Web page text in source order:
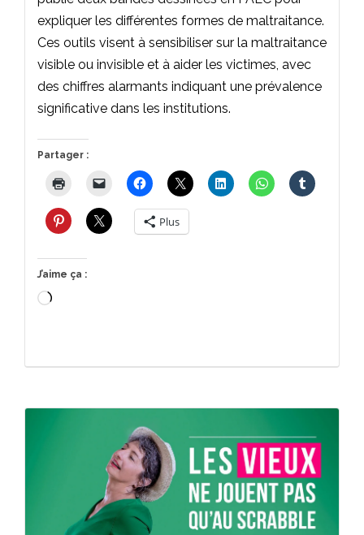
expliquer les différentes formes de maltraitance.
Ces outils visent à sensibiliser sur la maltraitance
visible ou invisible et à aider les victimes, avec
des chiffres alarmants indiquant une prévalence
significative dans les institutions.
Partager :
Plus
J’aime ça :
Chargement…